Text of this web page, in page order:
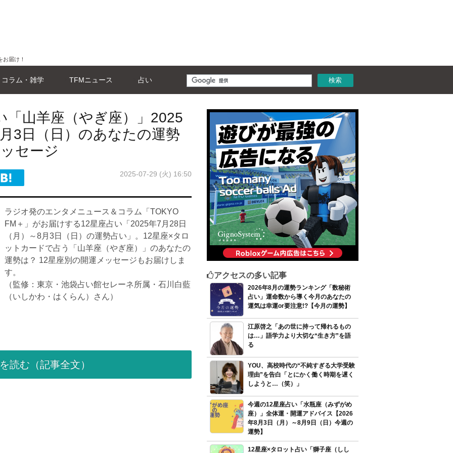
届け！
コラム・雑学 TFMニュース 占い
「山羊座（やぎ座）」2025
3日（日）のあなたの運勢
セージ
2025-07-29 (火) 16:50
ラジオ発のエンタメニュース＆コラム「TOKYO
FM＋」がお届けする12星座占い「2025年7月28日
（月）～8月3日（日）の運勢占い」。12星座×タロ
ットカードで占う「山羊座（やぎ座）」のあなたの
運勢は？ 12星座別の開運メッセージもお届けしま
す。
（監修：東京・池袋占い館セレーネ所属・石川白藍
（いしかわ・はくらん）さん）
読む（記事全文）
アクセスの多い記事
2026年8月の運勢ランキング「数秘術
占い」運命数から導く今月のあなたの
運気は幸運or要注意!?【今月の運勢】
江原啓之「あの世に持って帰れるもの
は…」語学力より大切な“生き方”を語
る
YOU、高校時代の“不純すぎる大学受験
理由”を告白「とにかく働く時期を遅く
しようと…（笑）」
今週の12星座占い「水瓶座（みずがめ
座）」全体運・開運アドバイス【2026
年8月3日（月）～8月9日（日）今週の
運勢】
12星座×タロット占い「獅子座（しし